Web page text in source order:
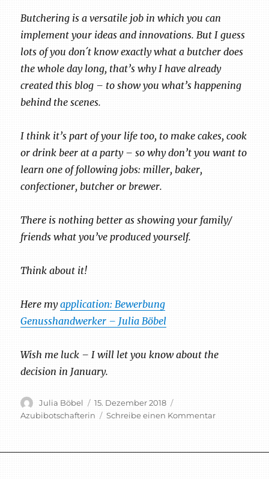
Butchering is a versatile job in which you can
implement your ideas and innovations. But I guess
lots of you don´t know exactly what a butcher does
the whole day long, that’s why I have already
created this blog – to show you what’s happening
behind the scenes.
I think it’s part of your life too, to make cakes, cook
or drink beer at a party – so why don’t you want to
learn one of following jobs: miller, baker,
confectioner, butcher or brewer.
There is nothing better as showing your family/
friends what you’ve produced yourself.
Think about it!
Here myapplication: Bewerbung
Genusshandwerker – Julia Böbel
Wish me luck – I will let you know about the
decision in January.
Autor
Julia Böbel
Veröffentlicht
am
15. Dezember 2018
Azubibotschafterin
Schreibe einen Kommentarzu
–